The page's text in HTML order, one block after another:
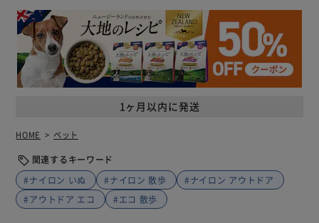
1ヶ月以内に発送
HOME ペット
関連するキーワード
#ナイロン いぬ
#ナイロン 散歩
#ナイロン アウトドア
#アウトドア エコ
#エコ 散歩